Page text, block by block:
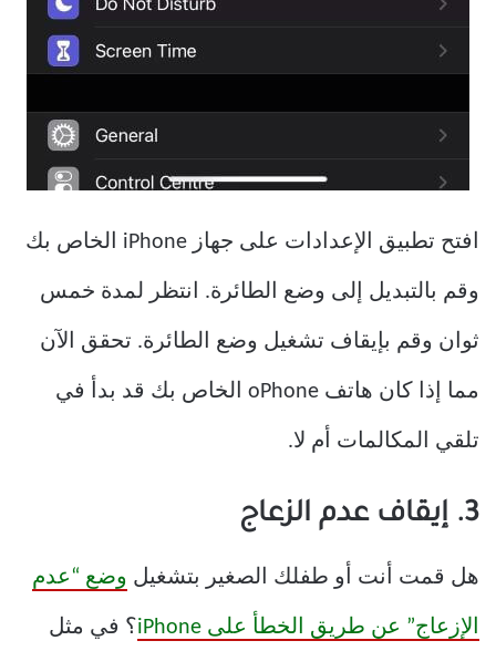
افتح تطبيق الإعدادات على جهاز iPhone الخاص بك
وقم بالتبديل إلى وضع الطائرة. انتظر لمدة خمس
ثوان وقم بإيقاف تشغيل وضع الطائرة. تحقق الآن
مما إذا كان هاتف oPhone الخاص بك قد بدأ في
تلقي المكالمات أم لا.
3. إيقاف عدم الزعاج
هل قمت أنت أو طفلك الصغير بتشغيل وضع “عدم
الإزعاج” عن طريق الخطأ على iPhone ؟ في مثل